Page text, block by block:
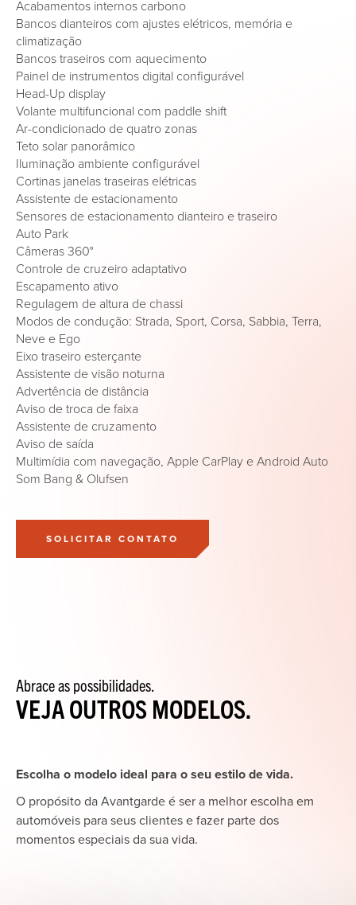
Acabamentos internos carbono
Bancos dianteiros com ajustes elétricos, memória e
climatização
Bancos traseiros com aquecimento
Painel de instrumentos digital configurável
Head-Up display
Volante multifuncional com paddle shift
Ar-condicionado de quatro zonas
Teto solar panorâmico
Iluminação ambiente configurável
Cortinas janelas traseiras elétricas
Assistente de estacionamento
Sensores de estacionamento dianteiro e traseiro
Auto Park
Câmeras 360°
Controle de cruzeiro adaptativo
Escapamento ativo
Regulagem de altura de chassi
Modos de condução: Strada, Sport, Corsa, Sabbia, Terra,
Neve e Ego
Eixo traseiro esterçante
Assistente de visão noturna
Advertência de distância
Aviso de troca de faixa
Assistente de cruzamento
Aviso de saída
Multimídia com navegação, Apple CarPlay e Android Auto
Som Bang & Olufsen
SOLICITAR CONTATO
Abraceas possibilidades.
VEJAOUTROS MODELOS.
Escolha o modelo ideal para o seu estilo de vida.
O propósito da Avantgarde é ser a melhor escolha em
automóveis para seus clientes e fazer parte dos
momentos especiais da sua vida.